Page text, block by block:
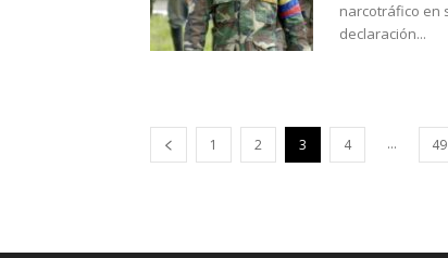
narcotráfico en
declaración...
1 2 3 4 ... 49